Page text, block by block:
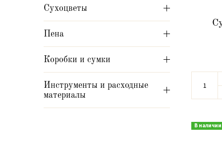
Сухоцветы
Пена
Коробки и сумки
Инструменты и расходные
материалы
В наличии